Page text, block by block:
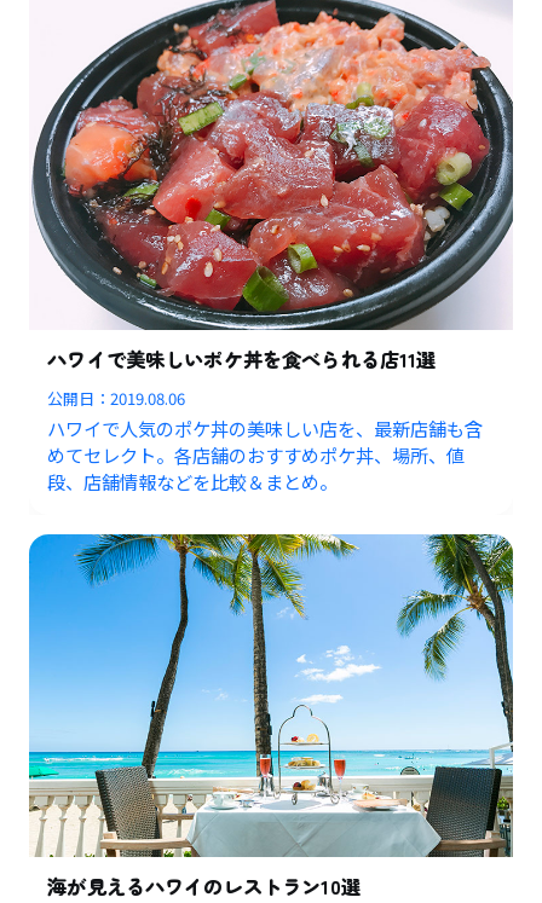
ハワイで美味しいポケ丼を食べられる店11選
公開日：2019.08.06
ハワイで人気のポケ丼の美味しい店を、最新店舗も含
めてセレクト。各店舗のおすすめポケ丼、場所、値
段、店舗情報などを比較＆まとめ。
海が見えるハワイのレストラン10選